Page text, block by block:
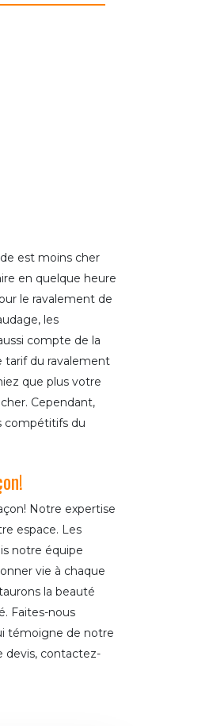
est moins cher
en quelque heure
le ravalement de
les
compte de la
tarif du ravalement
que plus votre
Cependant,
compétitifs du
Notre expertise
espace. Les
notre équipe
vie à chaque
la beauté
Faites-nous
témoigne de notre
devis, contactez-